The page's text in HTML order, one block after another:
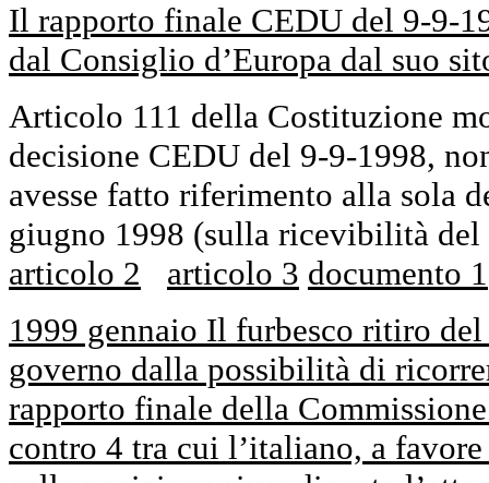
Il rapporto finale CEDU del 9-9-
dal Consiglio d’Europa dal suo
Articolo 111 della Costituzione
decisione CEDU del 9-9-1998,
avesse fatto riferimento alla sola
giugno 1998 (sulla ricevibilità del
articolo 2
articolo 3 documento 1
1999 gennaio Il furbesco ritiro
governo dalla possibilità di
rapporto finale della
contro 4 tra cui l’italiano, a